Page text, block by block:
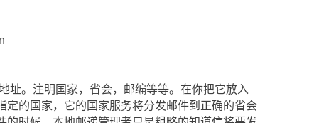
址。注明国家，省会，邮编等等。在你把它放入
的国家，它的国家服务将分发邮件到正确的省会